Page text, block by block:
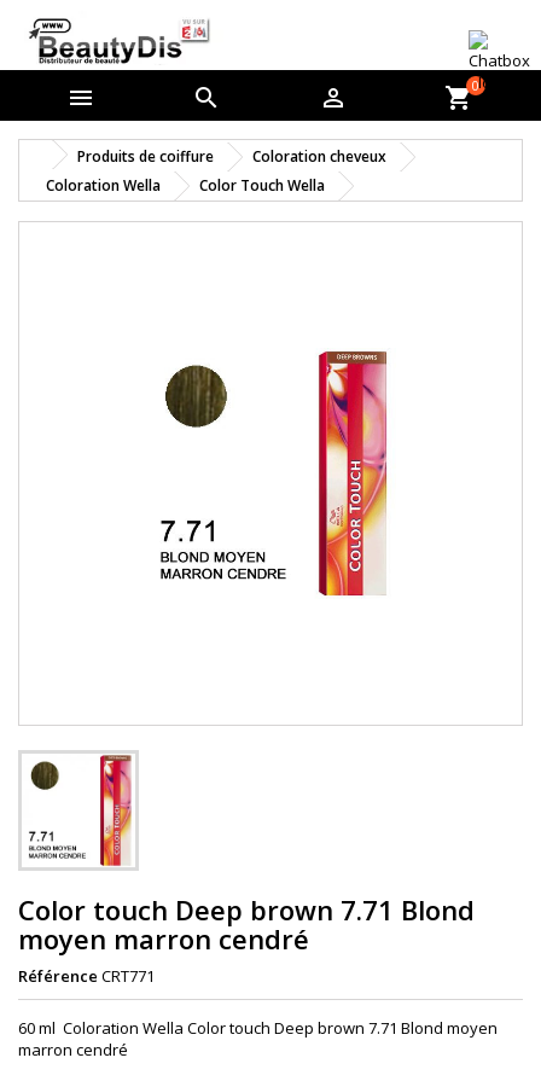
   shopping_cart0
Produits de coiffure
Coloration cheveux
Coloration Wella
Color Touch Wella
Color touch Deep brown 7.71 Blond
moyen marron cendré
Référence CRT771
60 ml Coloration Wella Color touch Deep brown 7.71 Blond moyen
marron cendré